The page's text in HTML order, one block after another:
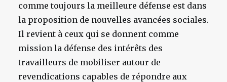
comme toujours la meilleure défense est dans
la proposition de nouvelles avancées sociales.
Il revient à ceux qui se donnent comme
mission la défense des intérêts des
travailleurs de mobiliser autour de
revendications capables de répondre aux